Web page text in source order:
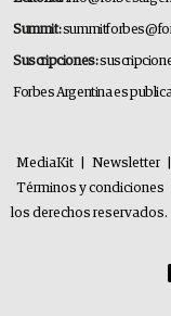
Summit:
Suscripciones:
Forbes Argentina es
MediaKit Newsletter
Términos y condiciones
los derechos reservados.